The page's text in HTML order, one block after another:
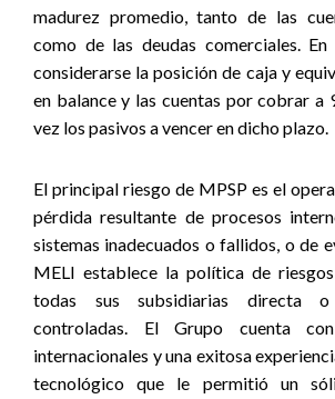
madurez promedio, tanto de las
como de las deudas comerciales.
considerarse la posición de caja y
en balance y las cuentas por cobrar a
vez los pasivos a vencer en dicho plazo.
El principal riesgo de MPSP es el
pérdida resultante de procesos
sistemas inadecuados o fallidos, o de
MELI establece la política de
todas sus subsidiarias directa o
controladas. El Grupo cuenta
internacionales y una exitosa
tecnológico que le permitió un